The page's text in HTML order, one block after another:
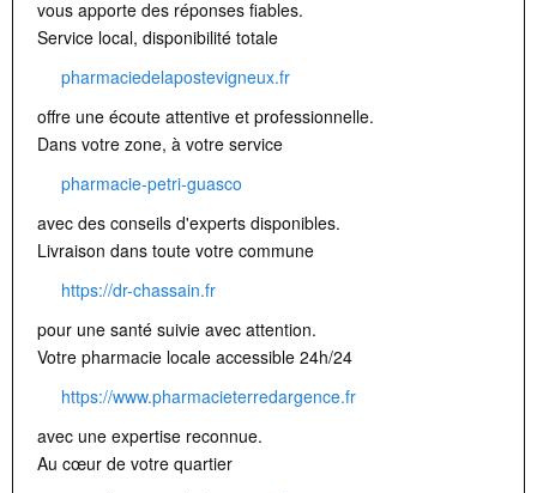
vous apporte des réponses fiables.
Service local, disponibilité totale
pharmaciedelapostevigneux.fr
offre une écoute attentive et professionnelle.
Dans votre zone, à votre service
pharmacie-petri-guasco
avec des conseils d'experts disponibles.
Livraison dans toute votre commune
https://dr-chassain.fr
pour une santé suivie avec attention.
Votre pharmacie locale accessible 24h/24
https://www.pharmacieterredargence.fr
avec une expertise reconnue.
Au cœur de votre quartier